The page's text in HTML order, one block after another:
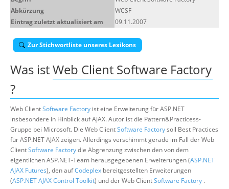
Abkürzung
WCSF
Eintrag zuletzt aktualisiert am
09.11.2007
Zur Stichwortliste unseres Lexikons
Was istWeb Client Software Factory
?
Web ClientSoftware Factory ist eine Erweiterung für ASP.NET
insbesondere in Hinblick auf AJAX. Autor ist die Pattern&Practicess-
Gruppe bei Microsoft. Die Web ClientSoftware Factorysoll Best Practices
für ASP.NET AJAX zeigen. Allerdings verschimmt gerade im Fall der Web
ClientSoftware Factorydie Abgrenzung zwischen den von dem
eigentlichen ASP.NET-Team herausgegebenen Erweiterungen (ASP.NET
AJAX Futures), den aufCodeplex bereitgestellten Erweiterungen
(ASP.NET AJAX Control Toolkit) und der Web ClientSoftware Factory .